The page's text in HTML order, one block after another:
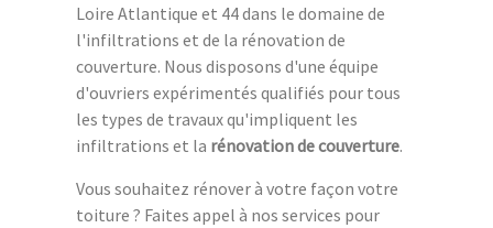
Loire Atlantique et 44 dans le domaine de
l'infiltrations et de la rénovation de
couverture. Nous disposons d'une équipe
d'ouvriers expérimentés qualifiés pour tous
les types de travaux qu'impliquent les
infiltrations et la rénovation de couverture.
Vous souhaitez rénover à votre façon votre
toiture ? Faites appel à nos services pour